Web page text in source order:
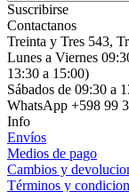
Suscribirse
Contactanos
Treinta y Tres 543,
Lunes a Viernes
13:30 a 15:00)
Sábados de 09:30 a
WhatsApp +598 99
Info
Envíos
Medios de pago
Cambios y
Términos y